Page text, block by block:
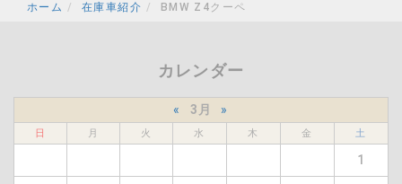
ホーム 在庫車紹介 BMW Z4クーペ
カレンダー
« 3月 »
日 月 火 水 木 金 土
1